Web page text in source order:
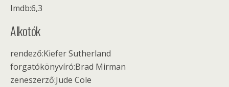
Imdb:6,3
Alkotók
rendező:Kiefer Sutherland
forgatókönyvíró:Brad Mirman
zeneszerző:Jude Cole